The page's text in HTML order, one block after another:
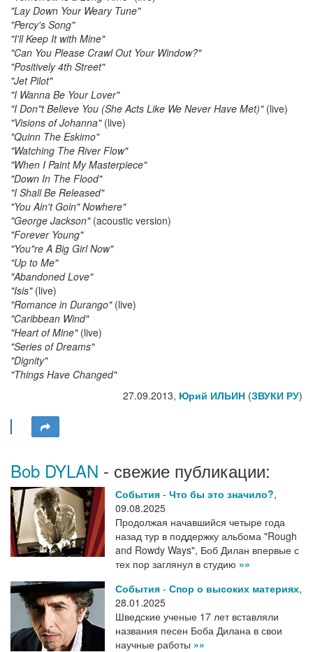
"Lay Down Your Weary Tune"
"Percy's Song"
"I'll Keep It with Mine"
"Can You Please Crawl Out Your Window?"
"Positively 4th Street"
"Jet Pilot"
"I Wanna Be Your Lover"
"I Don"t Believe You (She Acts Like We Never Have Met)"(live)
"Visions of Johanna"(live)
"Quinn The Eskimo"
"Watching The River Flow"
"When I Paint My Masterpiece"
"Down In The Flood"
"I Shall Be Released"
"You Ain't Goin" Nowhere"
"George Jackson"(acoustic version)
"Forever Young"
"You"re A Big Girl Now"
"Up to Me"
"Abandoned Love"
"Isis"(live)
"Romance in Durango"(live)
"Caribbean Wind"
"Heart of Mine"(live)
"Series of Dreams"
"Dignity"
"Things Have Changed"
27.09.2013, Юрий ИЛЬИН (ЗВУКИ РУ)
Bob DYLAN - свежие публикации:
События - Что бы это значило?,
09.08.2025
Продолжая начавшийся четыре года
назад тур в поддержку альбома "Rough
and Rowdy Ways", Боб Дилан впервые с
тех пор заглянул в студию »»
События - Спор о высоких материях,
28.01.2025
Шведские ученые 17 лет вставляли
названия песен Боба Дилана в свои
научные работы »»